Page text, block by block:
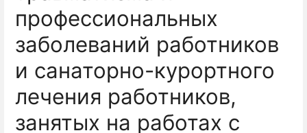
профессиональных
заболеваний работников
и санаторно-курортного
лечения работников,
занятых на работах с